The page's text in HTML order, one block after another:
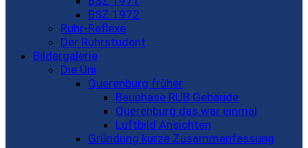
BSZ 1972
Ruhr-Reflexe
Der Ruhrstudent
Bildergalerie
Die Uni
Querenburg früher
Bauphase RUB Gebäude
Querenburg das war einmal
Luftbild Ansichten
Gründung kurze Zusammenfassung